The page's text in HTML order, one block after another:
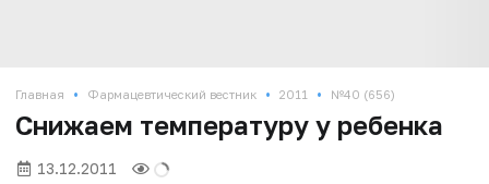
Главная • Фармацевтический вестник • 2011 • №40 (656)
Снижаем температуру у ребенка
13.12.2011